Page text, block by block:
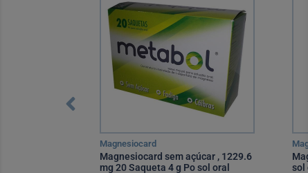
Magnesiocard
Magnesiocard sem açúcar , 1229.6
mg 20 Saqueta 4 g Po sol oral
sol